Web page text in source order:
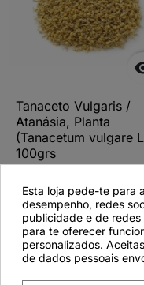
Tanaceto Vulgaris /
Atanásia, Planta
(Tanacetum vulgare
100grs
Ver detalhes
Esta loja pede-te para
desempenho, redes
publicidade e de
para te oferecer
personalizados.
de dados pessoais